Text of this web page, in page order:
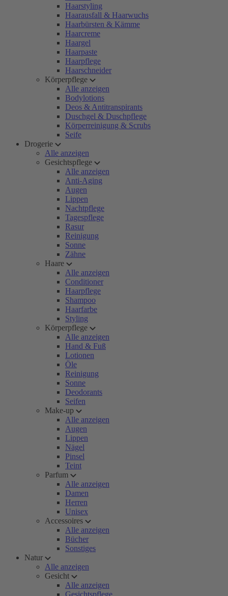
Haarstyling
Haarausfall & Haarwuchs
Haarbürsten & Kämme
Haarcreme
Haargel
Haarpaste
Haarpflege
Haarschneider
Körperpflege
Alle anzeigen
Bodylotions
Deos & Antitranspirants
Duschgel & Duschpflege
Körperreinigung & Scrubs
Seife
Drogerie
Alle anzeigen
Gesichtspflege
Alle anzeigen
Anti-Aging
Augen
Lippen
Nachtpflege
Tagespflege
Rasur
Reinigung
Sonne
Zähne
Haare
Alle anzeigen
Conditioner
Haarpflege
Shampoo
Haarfarbe
Styling
Körperpflege
Alle anzeigen
Hand & Fuß
Lotionen
Öle
Reinigung
Sonne
Deodorants
Seifen
Make-up
Alle anzeigen
Augen
Lippen
Nägel
Pinsel
Teint
Parfum
Alle anzeigen
Damen
Herren
Unisex
Accessoires
Alle anzeigen
Bücher
Sonstiges
Natur
Alle anzeigen
Gesicht
Alle anzeigen
Gesichtspflege